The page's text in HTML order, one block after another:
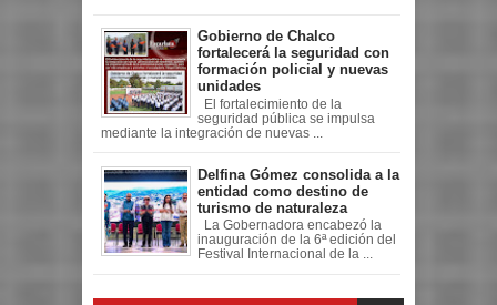
Gobierno de Chalco
fortalecerá la seguridad con
formación policial y nuevas
unidades
El fortalecimiento de la
seguridad pública se impulsa
mediante la integración de nuevas ...
Delfina Gómez consolida a la
entidad como destino de
turismo de naturaleza
La Gobernadora encabezó la
inauguración de la 6ª edición del
Festival Internacional de la ...